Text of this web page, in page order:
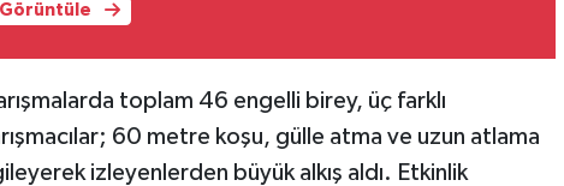
toplam 46 engelli birey, üç farklı
60 metre koşu, gülle atma ve uzun atlama
izleyenlerden büyük alkış aldı. Etkinlik